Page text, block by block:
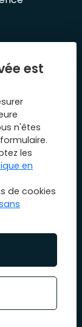
est
n'êtes
les
en
de cookies